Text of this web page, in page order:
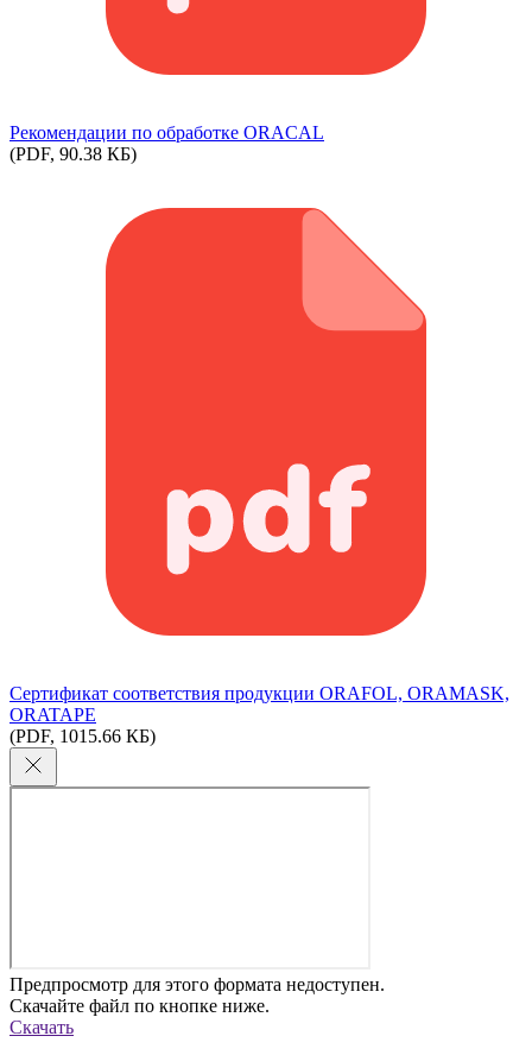
Рекомендации по обработке ORACAL
(PDF, 90.38 КБ)
Сертификат соответствия продукции ORAFOL, ORAMASK,
ORATAPE
(PDF, 1015.66 КБ)
Предпросмотр для этого формата недоступен.
Скачайте файл по кнопке ниже.
Скачать